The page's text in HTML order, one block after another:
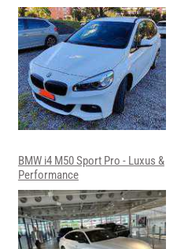
BMW i4 M50 Sport Pro - Luxus &
Performance